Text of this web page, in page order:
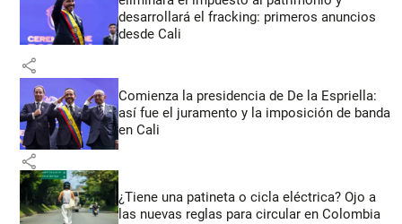
desarrollará el fracking: primeros anuncios
desde Cali
share
Comienza la presidencia de De la Espriella:
así fue el juramento y la imposición de banda
en Cali
share
¿Tiene una patineta o cicla eléctrica? Ojo a
las nuevas reglas para circular en Colombia